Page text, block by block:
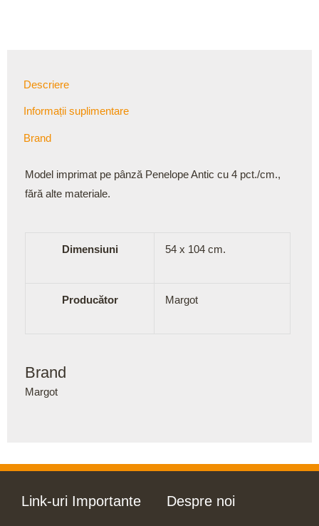
Descriere
Informații suplimentare
Brand
Model imprimat pe pânză Penelope Antic cu 4 pct./cm.,
fără alte materiale.
Dimensiuni 54 x 104 cm.
Producător Margot
Brand
Margot
Link-uri Importante Despre noi